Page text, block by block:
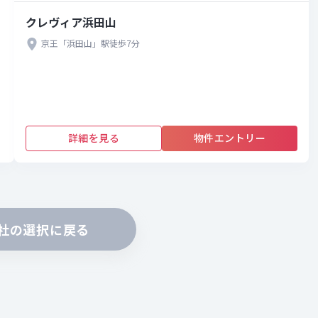
クレヴィア浜田山
京王「浜田山」駅徒歩7分
詳細を見る 物件エントリー
の選択に戻る